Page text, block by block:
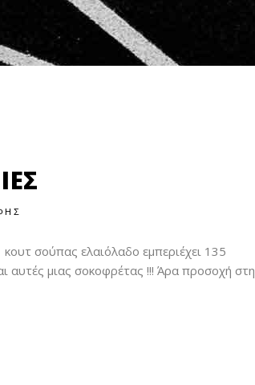
κουτ σούπας ελαιόλαδο εμπεριέχει 135
αυτές μιας σοκοφρέτας !!! Άρα προσοχή στη